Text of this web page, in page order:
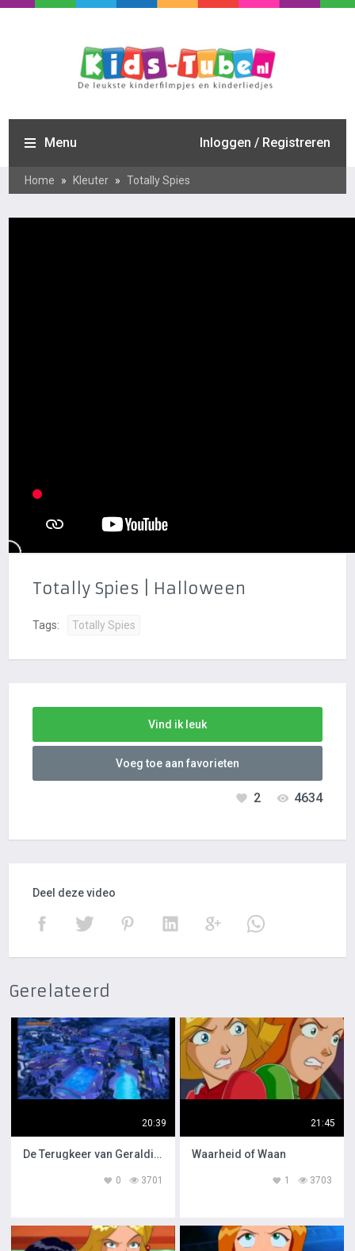
Menu Inloggen / Registreren
Home » Kleuter » Totally Spies
Totally Spies | Halloween
Tags: Totally Spies
Vind ik leuk
Voeg toe aan favorieten
4634
2
Deel deze video
Gerelateerd
20:39
De Terugkeer van Geraldine
3701
0
21:45
Waarheid of Waan
3703
1